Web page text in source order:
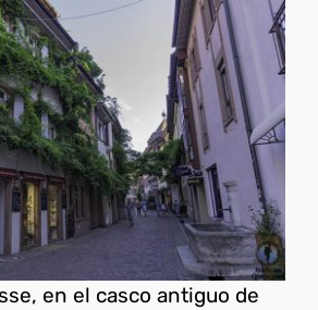
en el casco antiguo de